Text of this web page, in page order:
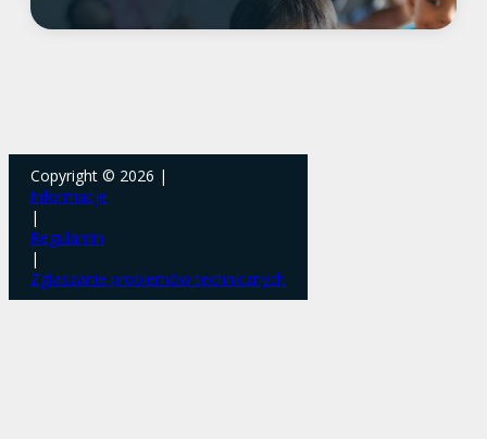
Copyright © 2026 |
Informacje
|
Regulamin
|
Zgłaszanie problemów technicznych